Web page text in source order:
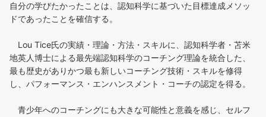
自分の学びたかったことは、認知科学に基づいた目標達成メソッ
ドであったことを確信する。
Lou Tice氏の実績・理論・方法・スキルに、認知科学者・苫米
地英人博士による最先端認知科学のコーチング理論を統合した、
最も歴史がありかつ最も新しいコーチング技術・スキルを修得
し、パフォーマンス・エンハンスメント・コーチの認定を得る。
青少年へのコーチングにも大きな可能性と意義を感じ、セルフ